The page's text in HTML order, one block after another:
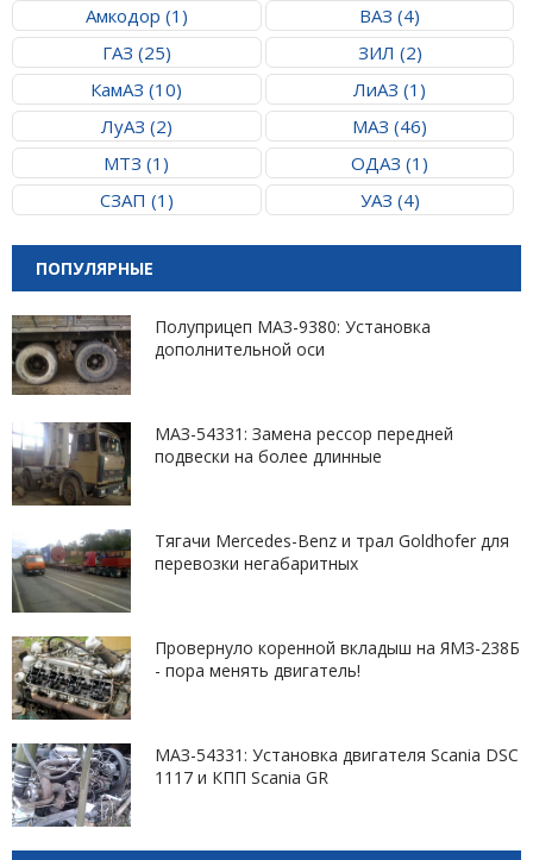
Амкодор (1)
ВАЗ (4)
ГАЗ (25)
ЗИЛ (2)
КамАЗ (10)
ЛиАЗ (1)
ЛуАЗ (2)
МАЗ (46)
МТЗ (1)
ОДАЗ (1)
СЗАП (1)
УАЗ (4)
ПОПУЛЯРНЫЕ
Полуприцеп МАЗ-9380: Установка
дополнительной оси
МАЗ-54331: Замена рессор передней
подвески на более длинные
Тягачи Mercedes-Benz и трал Goldhofer для
перевозки негабаритных
Провернуло коренной вкладыш на ЯМЗ-238Б
- пора менять двигатель!
МАЗ-54331: Установка двигателя Scania DSC
1117 и КПП Scania GR